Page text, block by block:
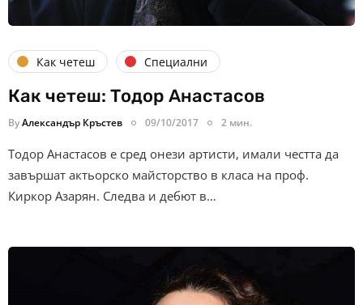
Как четеш Специални
Как четеш: Тодор Анастасов
ByАлександър Кръстев 09/10/2017 2 мин.
Тодор Анастасов е сред онези артисти, имали честта да
завършат актьорско майсторство в класа на проф.
Киркор Азарян. Следва и дебют в…